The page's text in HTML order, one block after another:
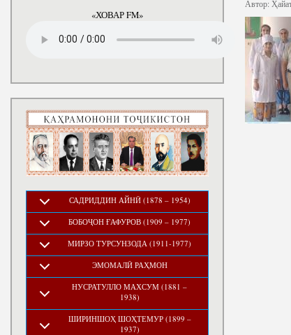
Автор:
«ХОВАР FM»
САДРИДДИН АЙНӢ (1878 – 1954)
БОБОҶОН ҒАФУРОВ (1909 – 1977)
МИРЗО ТУРСУНЗОДА (1911-1977)
ЭМОМАЛӢ РАҲМОН
НУСРАТУЛЛО МАХСУМ (1881 –
1938)
ШИРИНШОҲ ШОҲТЕМУР (1899 –
1937)